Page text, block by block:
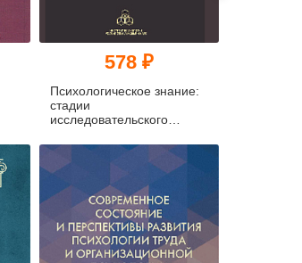
578 ₽
Психологическое знание:
стадии
исследовательского